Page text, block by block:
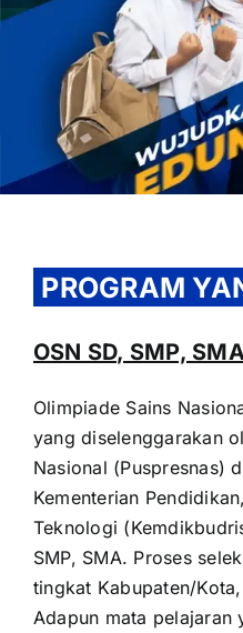
OUR
PROGRAM
OSN SD, SMP,
Olimpiade Sains
yang diselenggarakan
Nasional (Puspresnas)
Kementerian
Teknologi
SMP, SMA. Proses
tingkat Kabupaten/
Adapun mata pelajaran